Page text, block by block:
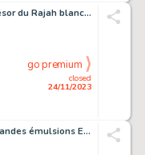
Théodore Poussin - Le trésor du Rajah blanc Encre de...
closed
24/11/2023
go premium
Video clips - Evitez les grandes émulsions Encre de...